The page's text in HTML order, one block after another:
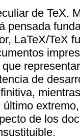
de TeX.
pensada
LaTeX/TeX
de
de los